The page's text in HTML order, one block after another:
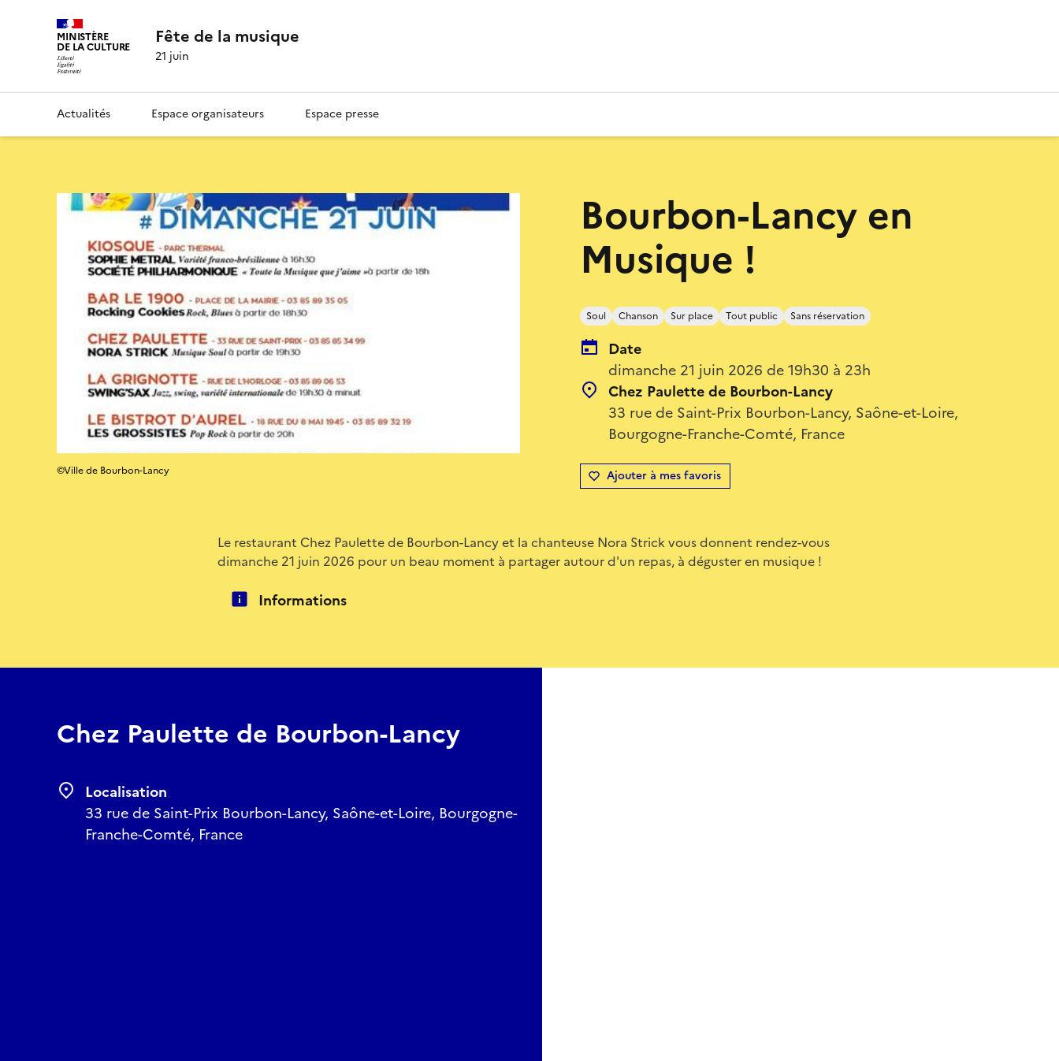
MINISTÈRE
DE LA CULTURE Fête de la musique
21 juin
Actualités Espace organisateurs Espace presse
Bourbon-Lancy en
Musique !
Soul Chanson Sur place Tout public Sans réservation
Date
dimanche 21 juin 2026 de 19h30 à 23h
Chez Paulette de Bourbon-Lancy
33 rue de Saint-Prix Bourbon-Lancy, Saône-et-Loire,
Bourgogne-Franche-Comté, France
Ajouter à mes favoris
©Ville de Bourbon-Lancy
Le restaurant Chez Paulette de Bourbon-Lancy et la chanteuse Nora Strick vous donnent rendez-vous
dimanche 21 juin 2026 pour un beau moment à partager autour d'un repas, à déguster en musique !
Informations
Chez Paulette de Bourbon-Lancy
Localisation
33 rue de Saint-Prix Bourbon-Lancy, Saône-et-Loire, Bourgogne-
Franche-Comté, France